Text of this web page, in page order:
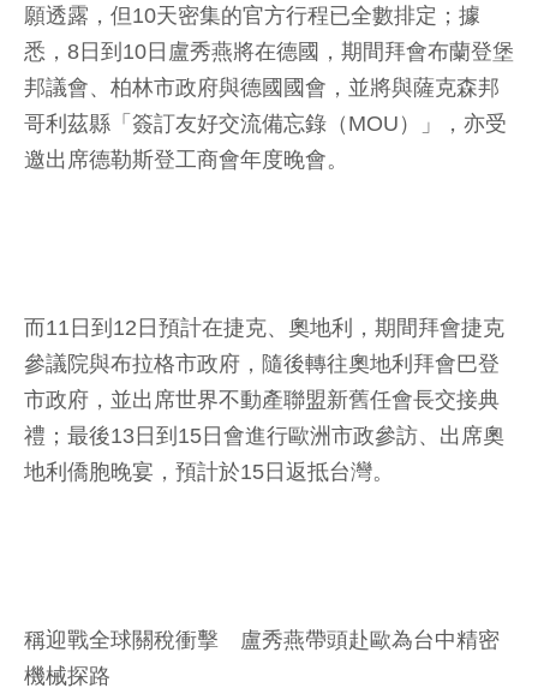
願透露，但10天密集的官方行程已全數排定；據
悉，8日到10日盧秀燕將在德國，期間拜會布蘭登堡
邦議會、柏林市政府與德國國會，並將與薩克森邦
哥利茲縣「簽訂友好交流備忘錄（MOU）」，亦受
邀出席德勒斯登工商會年度晚會。
而11日到12日預計在捷克、奧地利，期間拜會捷克
參議院與布拉格市政府，隨後轉往奧地利拜會巴登
市政府，並出席世界不動產聯盟新舊任會長交接典
禮；最後13日到15日會進行歐洲市政參訪、出席奧
地利僑胞晚宴，預計於15日返抵台灣。
稱迎戰全球關稅衝擊 盧秀燕帶頭赴歐為台中精密
機械探路